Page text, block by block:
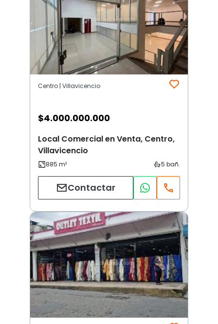
Centro | Villavicencio
$4.000.000.000
Local Comercial en Venta, Centro,
Villavicencio
Contactar